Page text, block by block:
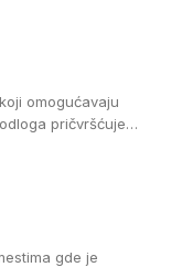
od linoleuma.
omogućavaju
pričvršćuje
gde je